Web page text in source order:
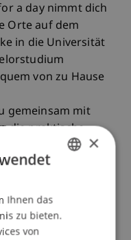
a day nimmt dich
Orte auf dem
in die Universität
von zu Hause
gemeinsam mit
die praktische
Studiums.
Thinking | mit
×
Ihnen das
zu bieten.
von